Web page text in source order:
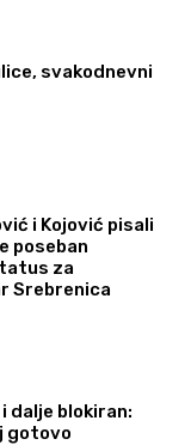
svakodnevni
i Kojović pisali
poseban
za
Srebrenica
dalje blokiran:
gotovo